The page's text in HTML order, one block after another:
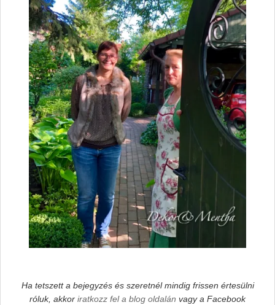
Ha tetszett a bejegyzés és szeretnél mindig frissen értesülni
róluk, akkor iratkozz fel a blog oldalán vagy a Facebook